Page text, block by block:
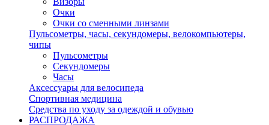
Очки
Очки со сменными линзами
Пульсометры, часы, секундомеры, велокомпьютеры,
чипы
Пульсометры
Секундомеры
Часы
Аксессуары для велосипеда
Спортивная медицина
Средства по уходу за одеждой и обувью
РАСПРОДАЖА